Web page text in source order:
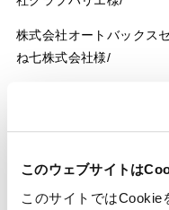
このウェブサイトは
このサイトではCookie
株式会社オートバックス
ね七株式会社様/